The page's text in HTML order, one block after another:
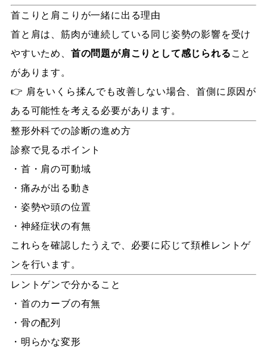
首こりと肩こりが一緒に出る理由
首と肩は、筋肉が連続している同じ姿勢の影響を受け
やすいため、 首の問題が肩こりとして感じられる こと
があります。
👉 肩をいくら揉んでも改善しない場合、首側に原因が
ある可能性を考える必要があります。
整形外科での診断の進め方
診察で見るポイント
・首・肩の可動域
・痛みが出る動き
・姿勢や頭の位置
・神経症状の有無
これらを確認したうえで、必要に応じて頚椎レントゲ
ンを行います。
レントゲンで分かること
・首のカーブの有無
・骨の配列
・明らかな変形